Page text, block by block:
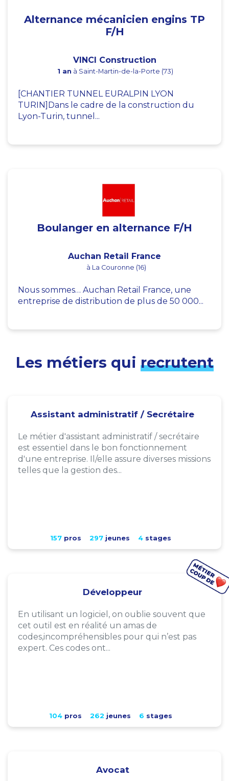
Alternance mécanicien engins TP
F/H
VINCI Construction
1 an à Saint-Martin-de-la-Porte (73)
[CHANTIER TUNNEL EURALPIN LYON
TURIN]Dans le cadre de la construction du
Lyon-Turin, tunnel...
Boulanger en alternance F/H
Auchan Retail France
à La Couronne (16)
Nous sommes… Auchan Retail France, une
entreprise de distribution de plus de 50 000...
Les métiers qui recrutent
Assistant administratif / Secrétaire
Le métier d'assistant administratif / secrétaire
est essentiel dans le bon fonctionnement
d'une entreprise. Il/elle assure diverses missions
telles que la gestion des...
157pros 297jeunes 4stages
Développeur
En utilisant un logiciel, on oublie souvent que
cet outil est en réalité un amas de
codes,incompréhensibles pour qui n’est pas
expert. Ces codes ont...
104pros 262 jeunes 6 stages
Avocat